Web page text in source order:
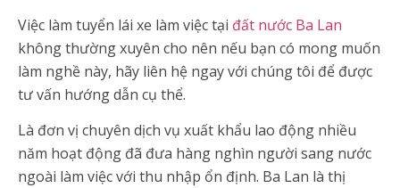
Việc làm tuyển lái xe làm việc tại đất nước Ba Lan
không thường xuyên cho nên nếu bạn có mong muốn
làm nghề này, hãy liên hệ ngay với chúng tôi để được
tư vấn hướng dẫn cụ thể.
Là đơn vị chuyên dịch vụ xuất khẩu lao động nhiều
năm hoạt động đã đưa hàng nghìn người sang nước
ngoài làm việc với thu nhập ổn định. Ba Lan là thị